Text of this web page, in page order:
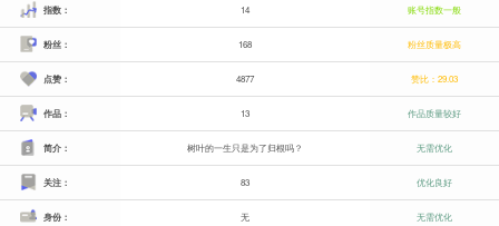
指数： 14 账号指数一般
粉丝： 168 粉丝质量极高
点赞： 4877 赞比：29.03
作品： 13 作品质量较好
简介： 树叶的一生只是为了归根吗？ 无需优化
关注： 83 优化良好
身份： 无 无需优化